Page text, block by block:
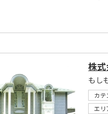
株
もし
カテ
エリ